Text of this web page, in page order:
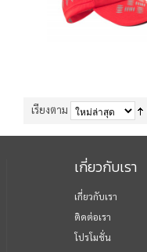
เรียงตาม
เกี่ยวกับเรา
เกี่ยวกับเรา
ติดต่อเรา
โปรโมชั่น